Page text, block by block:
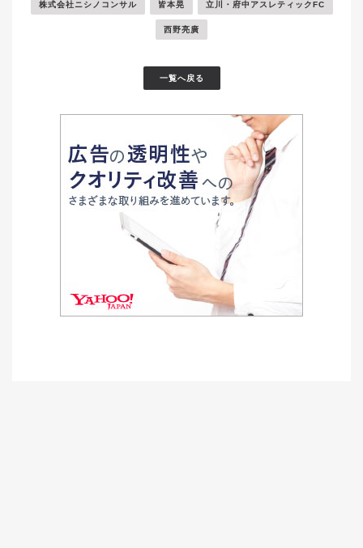
株式会社ニシノコンサル 皆本晃 立川・府中アスレティックFC
西野亮廣
一覧へ戻る